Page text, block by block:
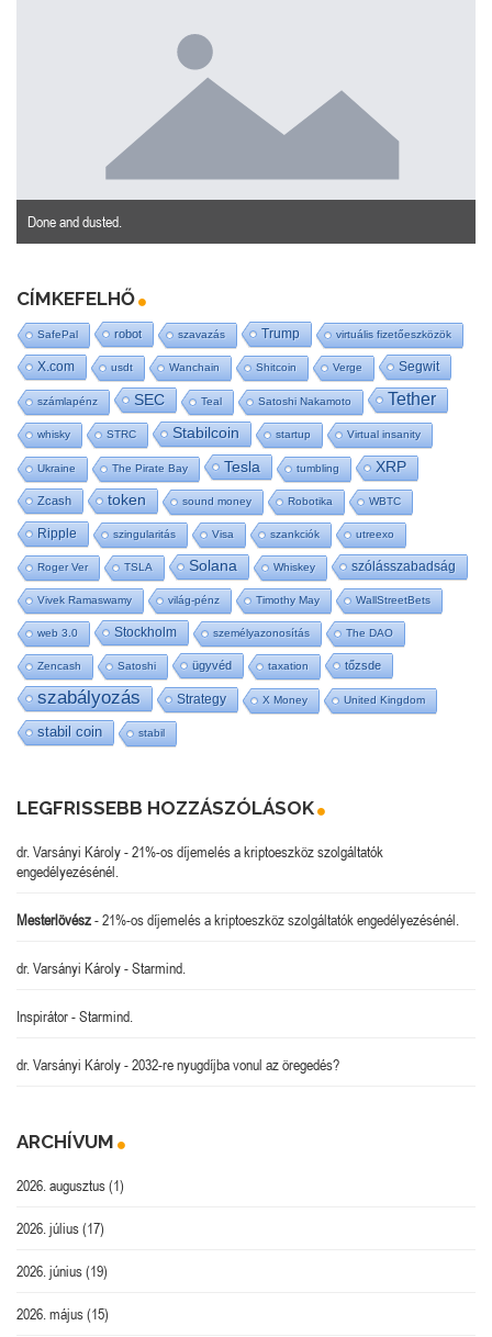
Done and dusted.
CÍMKEFELHŐ
SafePal robot szavazás Trump virtuális fizetőeszközök
X.com usdt Wanchain Shitcoin Verge Segwit
számlapénz SEC Teal Satoshi Nakamoto Tether
whisky STRC Stabilcoin startup Virtual insanity
Ukraine The Pirate Bay Tesla tumbling XRP
Zcash token sound money Robotika WBTC
Ripple szingularitás Visa szankciók utreexo
Roger Ver TSLA Solana Whiskey szólásszabadság
Vivek Ramaswamy világ-pénz Timothy May WallStreetBets
web 3.0 Stockholm személyazonosítás The DAO
Zencash Satoshi ügyvéd taxation tőzsde
szabályozás Strategy X Money United Kingdom
stabil coin stabil
LEGFRISSEBB HOZZÁSZÓLÁSOK
dr. Varsányi Károly-21%-os díjemelés a kriptoeszköz szolgáltatók
engedélyezésénél.
Mesterlövész-21%-os díjemelés a kriptoeszköz szolgáltatók engedélyezésénél.
dr. Varsányi Károly-Starmind.
Inspirátor-Starmind.
dr. Varsányi Károly-2032-re nyugdíjba vonul az öregedés?
ARCHÍVUM
2026. augusztus(1)
2026. július(17)
2026. június(19)
2026. május(15)